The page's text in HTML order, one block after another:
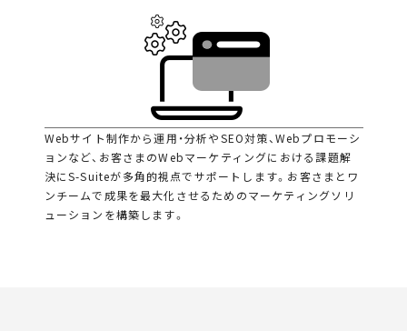
Webサイト制作から運用・分析やSEO対策、Webプロモーシ
ョンなど、お客さまのWebマーケティングにおける課題解
決にS-Suiteが多角的視点でサポートします。お客さまとワ
ンチームで成果を最大化させるためのマーケティングソリ
ューションを構築します。